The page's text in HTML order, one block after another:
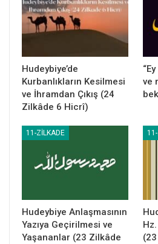
etmez, buyurdu.
Peygamber
Hudeybiye’de
Kurbanlıkların Kesilmesi
ve İhramdan Çıkış (24
Zilkâde 6 Hicrî)
ve
11-ZILKADE
Hudeybiye Anlaşmasının
Yazıya Geçirilmesi ve
Yaşananlar (23 Zilkâde